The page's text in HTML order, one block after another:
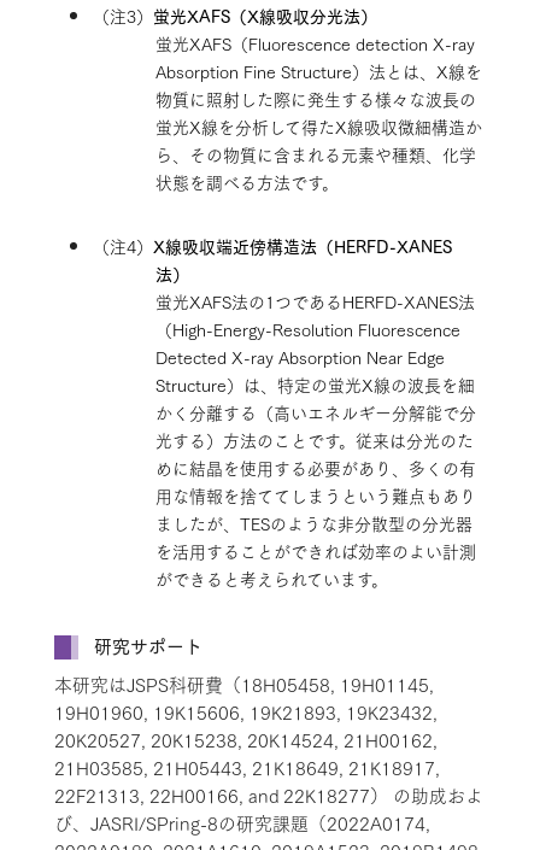
（注3） 蛍光XAFS（X線吸収分光法）
蛍光XAFS（Fluorescence detection X-ray
Absorption Fine Structure）法とは、X線を
物質に照射した際に発生する様々な波長の
蛍光X線を分析して得たX線吸収微細構造か
ら、その物質に含まれる元素や種類、化学
状態を調べる方法です。
（注4）X線吸収端近傍構造法（HERFD-XANES
法）
蛍光XAFS法の1つであるHERFD-XANES法
（High-Energy-Resolution Fluorescence
Detected X-ray Absorption Near Edge
Structure）は、特定の蛍光X線の波長を細
かく分離する（高いエネルギー分解能で分
光する）方法のことです。従来は分光のた
めに結晶を使用する必要があり、多くの有
用な情報を捨ててしまうという難点もあり
ましたが、TESのような非分散型の分光器
を活用することができれば効率のよい計測
ができると考えられています。
研究サポート
本研究はJSPS科研費（18H05458, 19H01145,
19H01960, 19K15606, 19K21893, 19K23432,
20K20527, 20K15238, 20K14524, 21H00162,
21H03585, 21H05443, 21K18649, 21K18917,
22F21313, 22H00166, and 22K18277） の助成およ
び、JASRI/SPring-8の研究課題（2022A0174,